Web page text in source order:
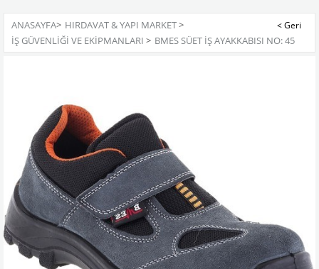
ANASAYFA> HIRDAVAT & YAPI MARKET>
İŞ GÜVENLIĞI VE EKIPMANLARI > BMES SÜET İŞ AYAKKABISI NO: 45